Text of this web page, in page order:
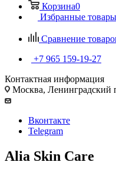
Корзина0
Избранные товары
Сравнение
+7 965 159-19-27
Контактная информация
Москва, Ленинградский
Вконтакте
Telegram
Alia Skin Care